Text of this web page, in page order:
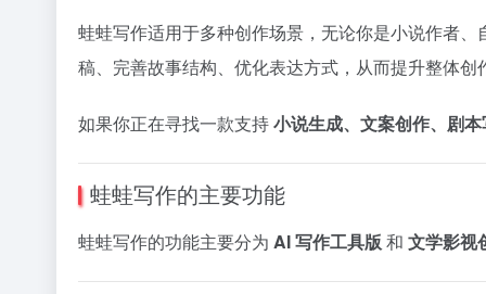
蛙蛙写作适用于多种创作场景，无论你是小说作者
稿、完善故事结构、优化表达方式，从而提升整体创
如果你正在寻找一款支持小说生成、文案创作、剧
蛙蛙写作的主要功能
蛙蛙写作的功能主要分为 AI 写作工具版 和 文学影视